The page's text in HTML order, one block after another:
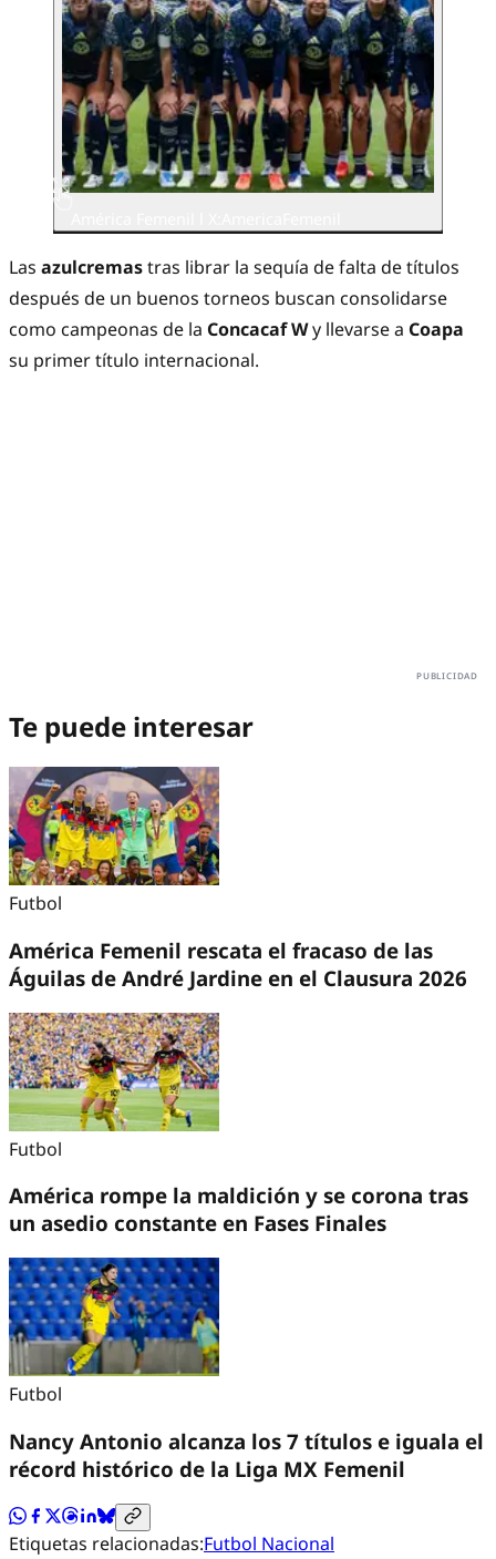
Las azulcremastras librar la sequía de falta de títulos
después de un buenos torneos buscan consolidarse
como campeonas de la Concacaf Wy llevarse a Coapa
su primer título internacional.
Te puede interesar
Futbol
América Femenil rescata el fracaso de las
Águilas de André Jardine en el Clausura 2026
Futbol
América rompe la maldición y se corona tras
un asedio constante en Fases Finales
Futbol
Nancy Antonio alcanza los 7 títulos e iguala el
récord histórico de la Liga MX Femenil
Etiquetas relacionadas:Futbol Nacional